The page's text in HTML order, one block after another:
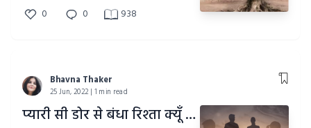
0 0 938
Bhavna Thaker
25 Jun, 2022 | 1 min read
प्यारी सी डोर से बंधा रिश्ता क्यूँ टूट जाता है